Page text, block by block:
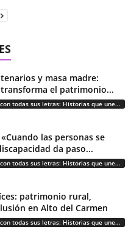
y masa madre:
el patrimonio...
Provincia del Huasco con todas sus letras: Historias que unen cultura, diversidad e identidad
las personas se
da paso...
Provincia del Huasco con todas sus letras: Historias que unen cultura, diversidad e identidad
patrimonio rural,
en Alto del Carmen
Provincia del Huasco con todas sus letras: Historias que unen cultura, diversidad e identidad